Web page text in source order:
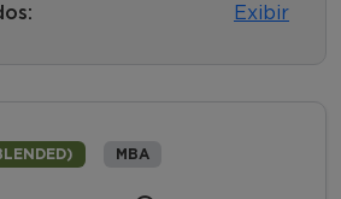
Exibir
MBA